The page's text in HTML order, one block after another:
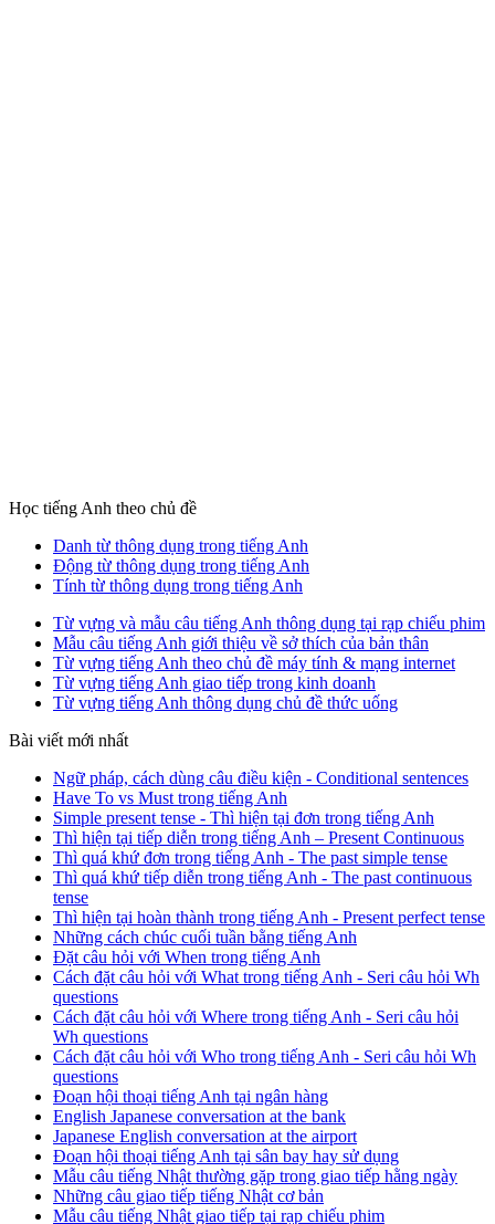
Học tiếng Anh theo chủ đề
Danh từ thông dụng trong tiếng Anh
Động từ thông dụng trong tiếng Anh
Tính từ thông dụng trong tiếng Anh
Từ vựng và mẫu câu tiếng Anh thông dụng tại rạp chiếu phim
Mẫu câu tiếng Anh giới thiệu về sở thích của bản thân
Từ vựng tiếng Anh theo chủ đề máy tính & mạng internet
Từ vựng tiếng Anh giao tiếp trong kinh doanh
Từ vựng tiếng Anh thông dụng chủ đề thức uống
Bài viết mới nhất
Ngữ pháp, cách dùng câu điều kiện - Conditional sentences
Have To vs Must trong tiếng Anh
Simple present tense - Thì hiện tại đơn trong tiếng Anh
Thì hiện tại tiếp diễn trong tiếng Anh – Present Continuous
Thì quá khứ đơn trong tiếng Anh - The past simple tense
Thì quá khứ tiếp diễn trong tiếng Anh - The past continuous
tense
Thì hiện tại hoàn thành trong tiếng Anh - Present perfect tense
Những cách chúc cuối tuần bằng tiếng Anh
Đặt câu hỏi với When trong tiếng Anh
Cách đặt câu hỏi với What trong tiếng Anh - Seri câu hỏi Wh
questions
Cách đặt câu hỏi với Where trong tiếng Anh - Seri câu hỏi
Wh questions
Cách đặt câu hỏi với Who trong tiếng Anh - Seri câu hỏi Wh
questions
Đoạn hội thoại tiếng Anh tại ngân hàng
English Japanese conversation at the bank
Japanese English conversation at the airport
Đoạn hội thoại tiếng Anh tại sân bay hay sử dụng
Mẫu câu tiếng Nhật thường gặp trong giao tiếp hằng ngày
Những câu giao tiếp tiếng Nhật cơ bản
Mẫu câu tiếng Nhật giao tiếp tại rạp chiếu phim